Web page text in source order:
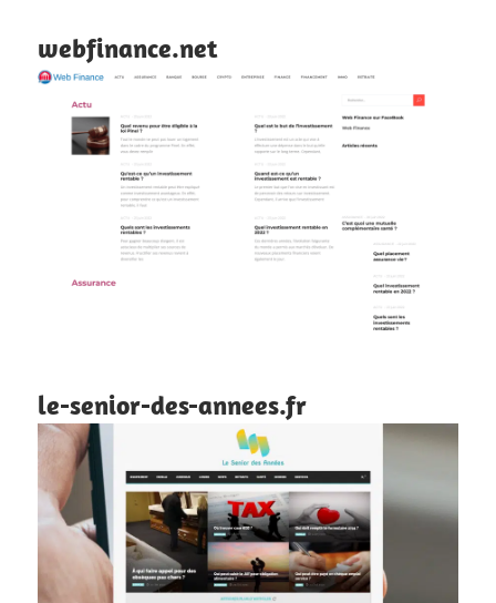
webfinance.net
le-senior-des-annees.fr